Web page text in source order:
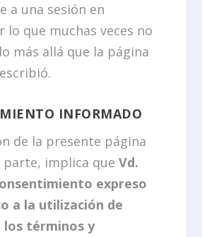
a una sesión en
que muchas veces no
más allá que la página
INFORMADO
de la presente página
parte, implica queVd.
expreso
a la utilización de
los términos y